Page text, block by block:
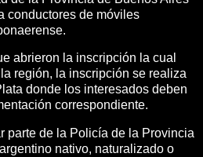
conductores de móviles
abrieron la inscripción la cual
región, la inscripción se realiza
donde los interesados deben
correspondiente.
parte de la Policía de la Provincia
nativo, naturalizado o